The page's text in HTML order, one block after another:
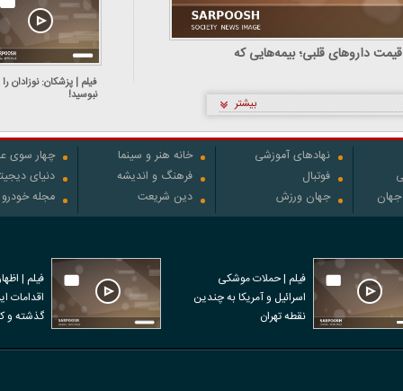
داروهای قلبی؛ بیمه‌هایی که
فیلم | پزشکان: نوزادان را
نبوسید! بیشتر
نهادهای آموزشی
فوتبال
جهان ورزش
خانه هنر و سینما
فرهنگ و اندیشه
دین شریعت
چهار سوی
دنیای
مجله خودرو
فیلم | حملات موشکی
اسرائیل و آمریکا به چندین
نقطه تهران
فیلم |